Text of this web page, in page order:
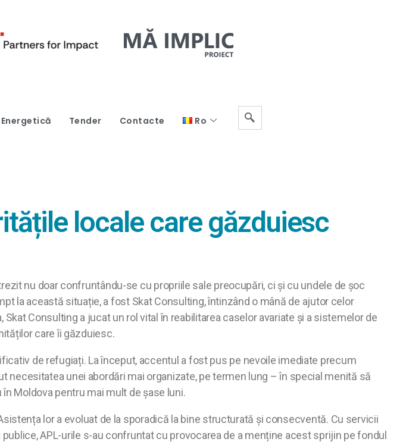
Tender Contacte Ro
locale care găzduiesc
nu doar confruntându-se cu propriile sale preocupări, ci și cu undele de șoc
la această situație, a fost Skat Consulting, întinzând o mână de ajutor celor
Consulting a jucat un rol vital în reabilitarea caselor avariate și a sistemelor de
care îi găzduiesc.
de refugiați. La început, accentul a fost pus pe nevoile imediate precum
necesitatea unei abordări mai organizate, pe termen lung – în special menită să
Moldova pentru mai mult de șase luni.
lor a evoluat de la sporadică la bine structurată și consecventă. Cu servicii
APL-urile s-au confruntat cu provocarea de a menține acest sprijin pe fondul